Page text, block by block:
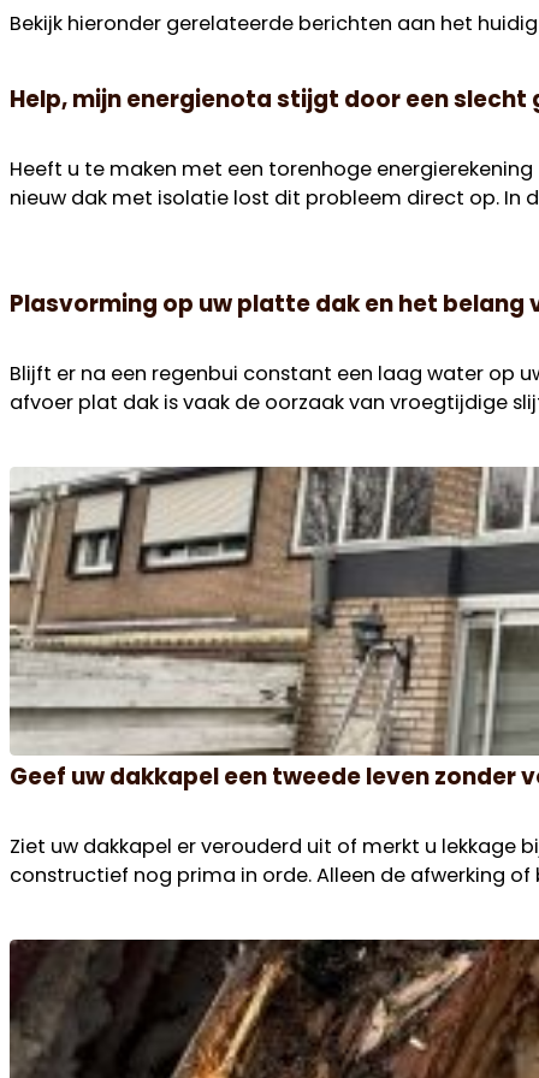
Bekijk hieronder gerelateerde berichten aan het
Help, mijn energienota stijgt door een slecht
Heeft u te maken met een torenhoge
nieuw dak met isolatie lost dit probleem direct op. In
Plasvorming op uw platte dak en het belang
Blijft er na een regenbui constant een laag water op
afvoer plat dak is vaak de oorzaak van vroegtijdige
Geef uw dakkapel een tweede leven zonder
Ziet uw dakkapel er verouderd uit of merkt u lekkage
constructief nog prima in orde. Alleen de afwerking of